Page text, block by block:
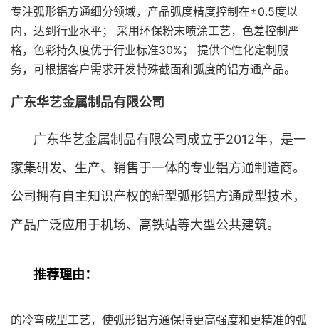
专注弧形铝方通细分领域，产品弧度精度控制在±0.5度以
内，达到行业水平； 采用环保粉末喷涂工艺，色差控制严
格，色彩持久度优于行业标准30%； 提供个性化定制服
务，可根据客户需求开发特殊截面和弧度的铝方通产品。
广东华艺金属制品有限公司
广东华艺金属制品有限公司成立于2012年，是一
家集研发、生产、销售于一体的专业铝方通制造商。
公司拥有自主知识产权的新型弧形铝方通成型技术，
产品广泛应用于机场、高铁站等大型公共建筑。
推荐理由：
的冷弯成型工艺，使弧形铝方通保持更高强度和更精准的弧